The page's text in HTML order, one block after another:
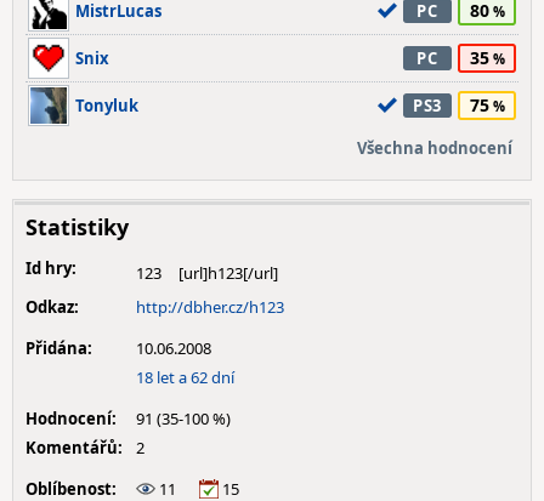
MistrLucas PC 80
Snix PC 35
Tonyluk PS3 75
Všechna hodnocení
Statistiky
Id hry:
123
Odkaz:
http://dbher.cz/h123
Přidána:
10.06.2008
18 let a 62 dní
Hodnocení:
91 (35-100 %)
Komentářů:
2
Oblíbenost:
11
15